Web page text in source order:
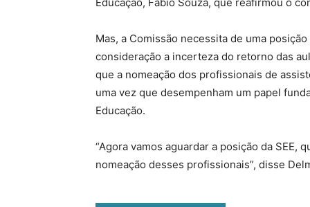
Mas, a Comissão necessita de uma
consideração a incerteza do retorno das
que a nomeação dos profissionais de
uma vez que desempenham um papel
Educação.
“Agora vamos aguardar a posição da SEE,
nomeação desses profissionais”, disse